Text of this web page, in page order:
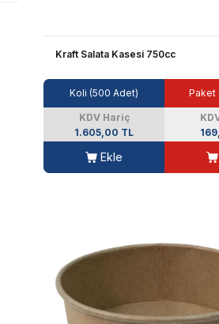
Kraft Salata Kasesi 750cc
Koli (500 Adet)
KDV Hariç
1.605,00 TL
Ekle
Paket